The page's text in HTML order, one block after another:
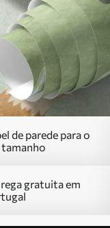
de parede para o
tamanho
gratuita em